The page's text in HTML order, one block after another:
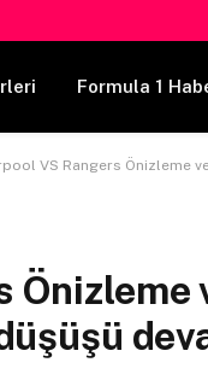
Formula 1
VS Rangers Önizleme ve Tahmin:
Önizleme